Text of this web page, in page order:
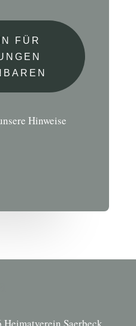
FÜR
Hinweise